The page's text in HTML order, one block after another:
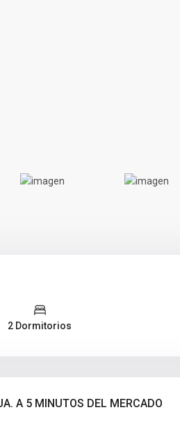
2 Dormitorios
A 5 MINUTOS DEL MERCADO